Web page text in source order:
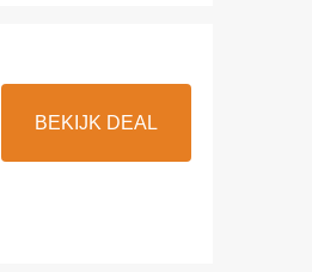
BEKIJK DEAL